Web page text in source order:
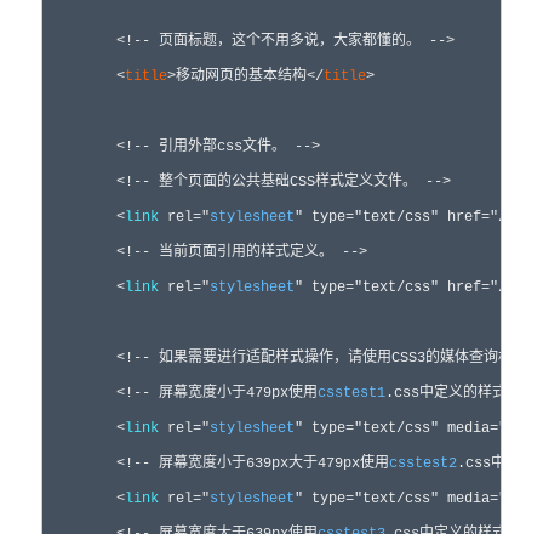
<!-- 页面标题，这个不用多说，大家都懂的。 -->
<title>移动网页的基本结构</title>
<!-- 引用外部css文件。 -->
<!-- 整个页面的公共基础CSS样式定义文件。 -->
<link rel="stylesheet" type="text/css" href="/css/
<!-- 当前页面引用的样式定义。 -->
<link rel="stylesheet" type="text/css" href="/css/
<!-- 如果需要进行适配样式操作，请使用CSS3的媒体查询机制
<!-- 屏幕宽度小于479px使用csstest1 .css中定义的样式。
<link rel="stylesheet" type="text/css" media
<!-- 屏幕宽度小于639px大于479px使用csstest2 .css中定义
<link rel="stylesheet" type="text/css" media